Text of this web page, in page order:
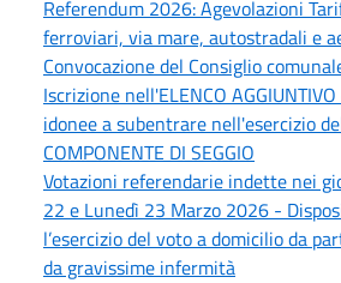
Referendum 2026: Agevolazioni
ferroviari, via mare, autostradali e
Convocazione del Consiglio
Iscrizione nell'ELENCO
idonee a subentrare nell'esercizio
COMPONENTE DI SEGGIO
Votazioni referendarie indette nei
22 e Lunedì 23 Marzo 2026 -
l’esercizio del voto a domicilio da
da gravissime infermità